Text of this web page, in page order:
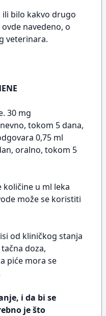
bilo kakvo drugo
navedeno, o
veterinara.
30 mg
tokom 5 dana,
0,75 ml
oralno, tokom 5
količine u ml leka
može se koristiti
od kliničkog stanja
doza,
piće mora se
i da bi se
je što